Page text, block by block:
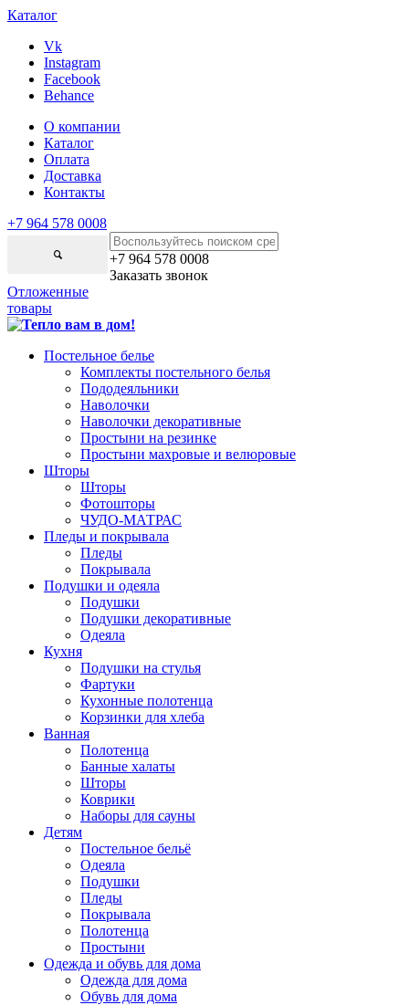
Каталог
Vk
Instagram
Facebook
Behance
О компании
Каталог
Оплата
Доставка
Контакты
+7 964 578 0008
+7 964 578 0008
Заказать звонок
Отложенные
товары
Постельное белье
Комплекты постельного белья
Пододеяльники
Наволочки
Наволочки декоративные
Простыни на резинке
Простыни махровые и велюровые
Шторы
Шторы
Фотошторы
ЧУДО-МАТРАС
Пледы и покрывала
Пледы
Покрывала
Подушки и одеяла
Подушки
Подушки декоративные
Одеяла
Кухня
Подушки на стулья
Фартуки
Кухонные полотенца
Корзинки для хлеба
Ванная
Полотенца
Банные халаты
Шторы
Коврики
Наборы для сауны
Детям
Постельное бельё
Одеяла
Подушки
Пледы
Покрывала
Полотенца
Простыни
Одежда и обувь для дома
Одежда для дома
Обувь для дома